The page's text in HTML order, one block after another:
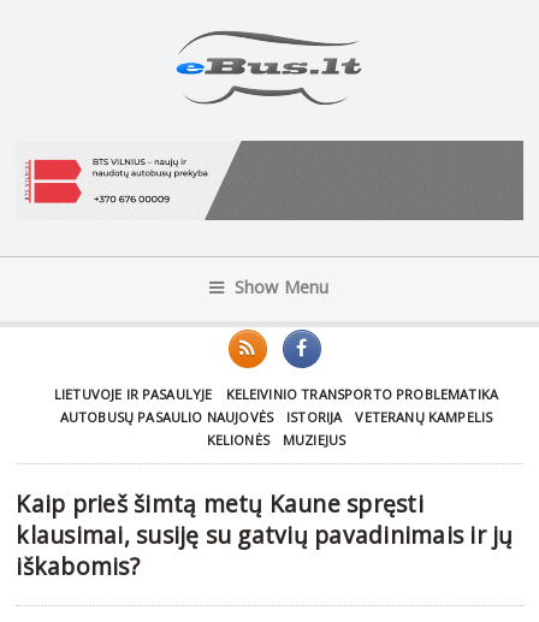
Show Menu
LIETUVOJE IR PASAULYJE
KELEIVINIO TRANSPORTO PROBLEMATIKA
AUTOBUSŲ PASAULIO NAUJOVĖS
ISTORIJA
VETERANŲ KAMPELIS
KELIONĖS
MUZIEJUS
Kaip prieš šimtą metų Kaune spręsti
klausimai, susiję su gatvių pavadinimais ir jų
iškabomis?